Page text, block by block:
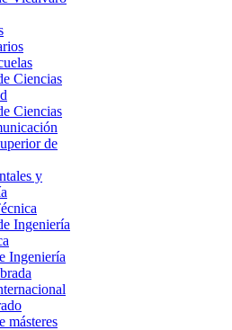
Ciencias
Ciencias
de
y
Ingeniería
Ingeniería
másteres